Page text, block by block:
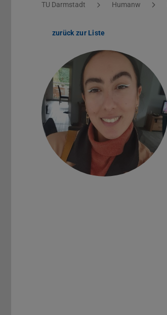
Sie befinden sich hier:
TU Darmstadt Humanw
zurück zur Liste